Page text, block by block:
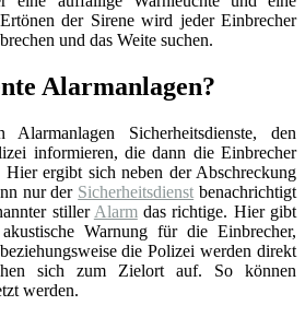
der Sirene wird jeder Einbrecher
und das Weite suchen.
Alarmanlagen?
Sicherheitsdienste, den
informieren, die dann die Einbrecher
Hier ergibt sich neben der Abschreckung
nur der Sicherheitsdienst benachrichtigt
stiller Alarmdas richtige. Hier gibt
Warnung für die Einbrecher,
die Polizei werden direkt
sich zum Zielort auf. So können
werden.